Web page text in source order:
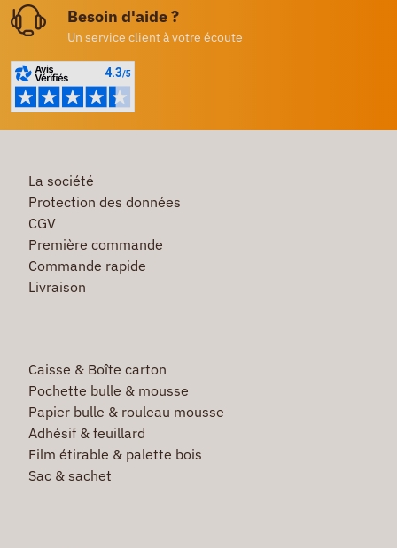
Besoin d'aide ?
Un service client à votre écoute
La société
Protection des données
CGV
Première commande
Commande rapide
Livraison
Caisse & Boîte carton
Pochette bulle & mousse
Papier bulle & rouleau mousse
Adhésif & feuillard
Film étirable & palette bois
Sac & sachet